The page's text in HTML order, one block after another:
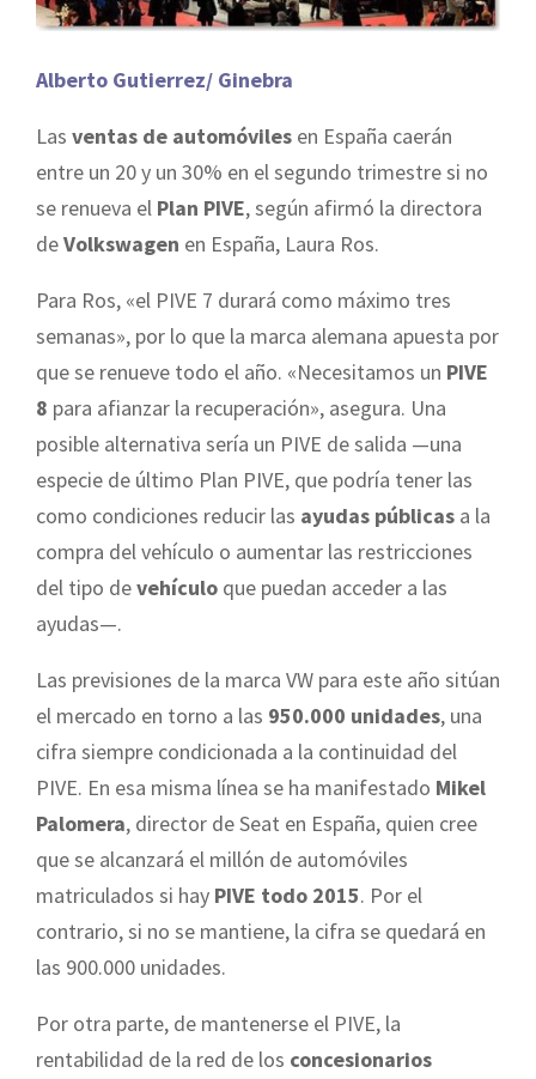
Alberto Gutierrez/ Ginebra
Las ventas de automóviles en España caerán
entre un 20 y un 30% en el segundo trimestre si no
se renueva el Plan PIVE, según afirmó la directora
deVolkswagen en España, Laura Ros.
Para Ros, «el PIVE 7 durará como máximo tres
semanas», por lo que la marca alemana apuesta por
que se renueve todo el año. «Necesitamos un PIVE
8 para afianzar la recuperación», asegura. Una
posible alternativa sería un PIVE de salida —una
especie de último Plan PIVE, que podría tener las
como condiciones reducir las ayudas públicas a la
compra del vehículo o aumentar las restricciones
del tipo devehículo que puedan acceder a las
ayudas—.
Las previsiones de la marca VW para este año sitúan
el mercado en torno a las 950.000 unidades, una
cifra siempre condicionada a la continuidad del
PIVE. En esa misma línea se ha manifestado Mikel
Palomera, director de Seat en España, quien cree
que se alcanzará el millón de automóviles
matriculados si hay PIVE todo 2015. Por el
contrario, si no se mantiene, la cifra se quedará en
las 900.000 unidades.
Por otra parte, de mantenerse el PIVE, la
rentabilidad de la red de los concesionarios